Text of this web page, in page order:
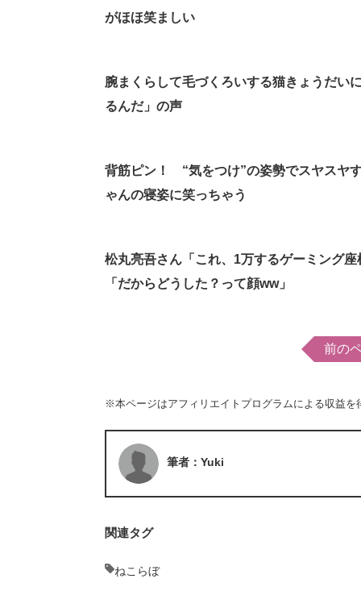
がほほ笑ましい
腕まくらして毛づくろいする猫きょうだ
るんだ」の声
背筋ピン！ “気をつけ”の姿勢でスヤス
ゃんの寝姿に笑っちゃう
松丸亮吾さん「これ、1万するゲーミング
「だからどうした？って顔ww」
前の
※本ページはアフィリエイトプログラムによる収益を
筆者：Yuki
関連タグ
ねこらぼ